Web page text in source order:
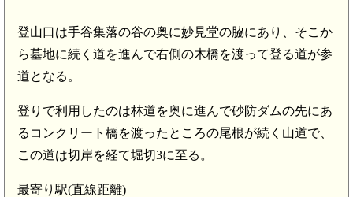
登山口は手谷集落の谷の奥に妙見堂の脇にあり、そこか
ら墓地に続く道を進んで右側の木橋を渡って登る道が参
道となる。
登りで利用したのは林道を奥に進んで砂防ダムの先にあ
るコンクリート橋を渡ったところの尾根が続く山道で、
この道は切岸を経て堀切3に至る。
最寄り駅(直線距離)